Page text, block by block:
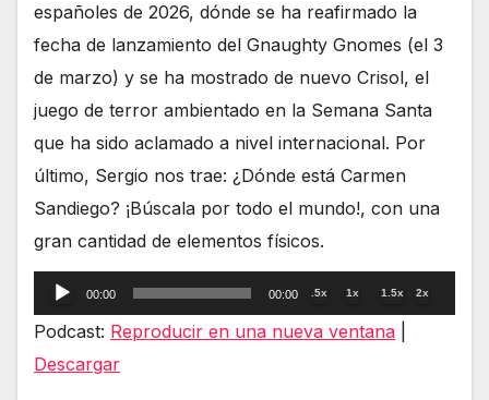
españoles de 2026, dónde se ha reafirmado la
fecha de lanzamiento del Gnaughty Gnomes (el 3
de marzo) y se ha mostrado de nuevo Crisol, el
juego de terror ambientado en la Semana Santa
que ha sido aclamado a nivel internacional. Por
último, Sergio nos trae: ¿Dónde está Carmen
Sandiego? ¡Búscala por todo el mundo!, con una
gran cantidad de elementos físicos.
Reproductor
de
00:00 00:00 .5x 1x 1.5x 2x
Podcast: Reproducir en una nueva ventana
Descargar